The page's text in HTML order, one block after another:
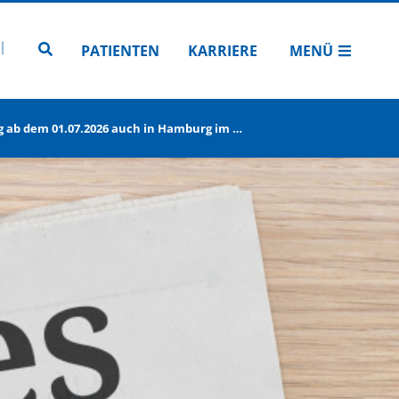
Zur Seitensuche
PATIENTEN KARRIERE MENÜ
dem 01.07.2026 auch in Hamburg im …